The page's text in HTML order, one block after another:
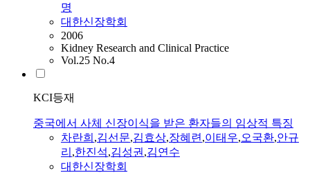
명
대한신장학회
2006
Kidney Research and Clinical Practice
Vol.25 No.4
KCI등재
중국에서 사체 신장이식을 받은 환자들의 임상적 특징
차란희 ,김선문,김효상,장혜련,이태우,오국환,안규
리 ,한진석,김성권,김연수
대한신장학회